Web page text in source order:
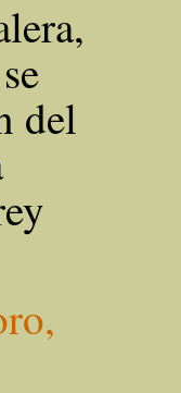
del